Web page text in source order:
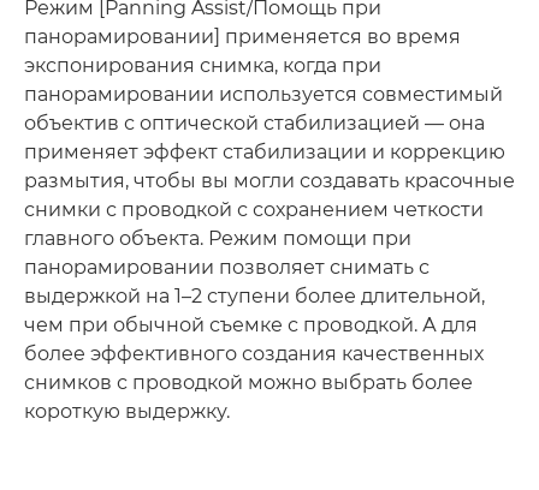
Режим [Panning Assist/Помощь при
панорамировании] применяется во время
экспонирования снимка, когда при
панорамировании используется совместимый
объектив с оптической стабилизацией — она
применяет эффект стабилизации и коррекцию
размытия, чтобы вы могли создавать красочные
снимки с проводкой с сохранением четкости
главного объекта. Режим помощи при
панорамировании позволяет снимать с
выдержкой на 1–2 ступени более длительной,
чем при обычной съемке с проводкой. А для
более эффективного создания качественных
снимков с проводкой можно выбрать более
короткую выдержку.